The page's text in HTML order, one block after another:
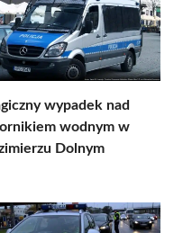
wypadek nad
wodnym w
Dolnym